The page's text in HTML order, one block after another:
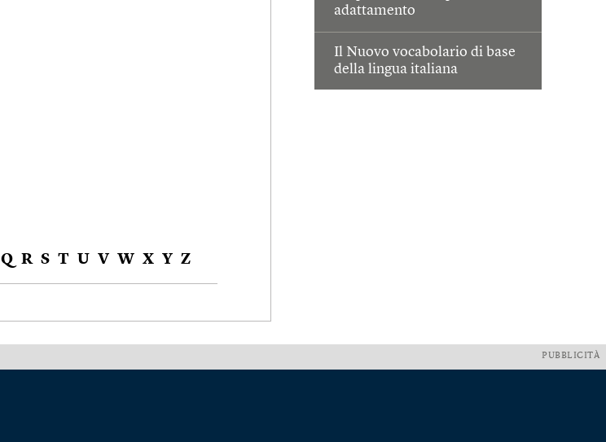
adattamento
Il Nuovo vocabolario di base
della lingua italiana
Q R S T U V W X Y Z
PUBBLICITÀ